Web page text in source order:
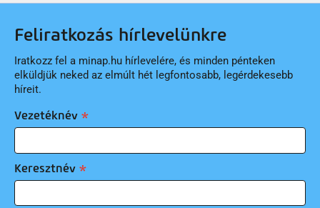
Feliratkozás hírlevelünkre
Iratkozz fel a minap.hu hírlevelére, és minden pénteken
elküldjük neked az elmúlt hét legfontosabb, legérdekesebb
híreit.
Vezetéknév
Keresztnév